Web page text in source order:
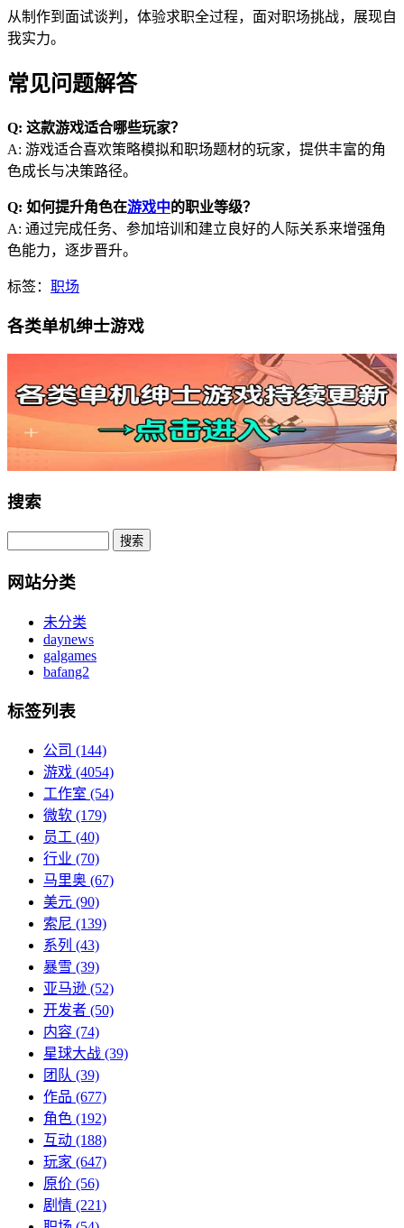
从制作到面试谈判，体验求职全过程，面对职场挑战，展现自
我实力。
常见问题解答
Q: 这款游戏适合哪些玩家？
A: 游戏适合喜欢策略模拟和职场题材的玩家，提供丰富的角
色成长与决策路径。
Q: 如何提升角色在游戏中的职业等级？
A: 通过完成任务、参加培训和建立良好的人际关系来增强角
色能力，逐步晋升。
标签： 职场
各类单机绅士游戏
搜索
网站分类
未分类
daynews
galgames
bafang2
标签列表
公司 (144)
游戏 (4054)
工作室 (54)
微软 (179)
员工 (40)
行业 (70)
马里奥 (67)
美元 (90)
索尼 (139)
系列 (43)
暴雪 (39)
亚马逊 (52)
开发者 (50)
内容 (74)
星球大战 (39)
团队 (39)
作品 (677)
角色 (192)
互动 (188)
玩家 (647)
原价 (56)
剧情 (221)